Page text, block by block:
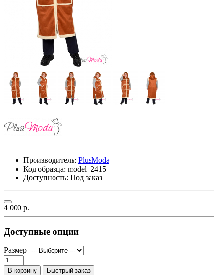
Производитель: PlusModa
Код образца: model_2415
Доступность: Под заказ
4 000 р.
Доступные опции
Размер
В корзину Быстрый заказ